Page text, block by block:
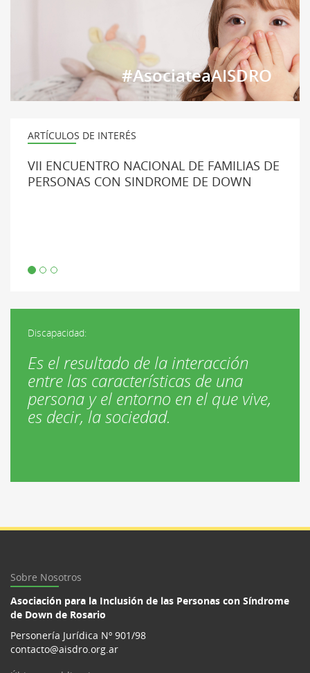
#AsociateaAISDRO
ARTÍCULOS DE INTERÉS
VII ENCUENTRO NACIONAL DE FAMILIAS DE
PERSONAS CON SINDROME DE DOWN
Discapacidad:
Es el resultado de la interacción
entre las características de una
persona y el entorno en el que vive,
es decir, la sociedad.
Sobre Nosotros
Asociación para la Inclusión de las Personas con Síndrome
de Down de Rosario
Personería Jurídica Nº 901/98
contacto@aisdro.org.ar